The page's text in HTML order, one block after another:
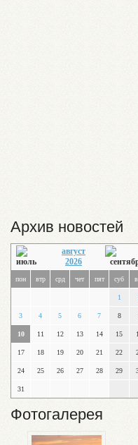
Архив новостей
август
2026
пон втр срд чет пят суб
1
3 4 5 6 7 8
10 11 12 13 14 15
17 18 19 20 21 22
24 25 26 27 28 29
31
Фотогалерея